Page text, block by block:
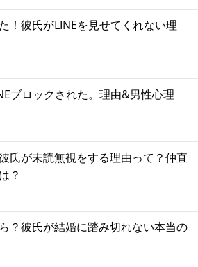
！彼氏がLINEを見せてくれない理
ブロックされた。理由&男性心理
氏が未読無視をする理由って？仲直
？
？彼氏が結婚に踏み切れない本当の